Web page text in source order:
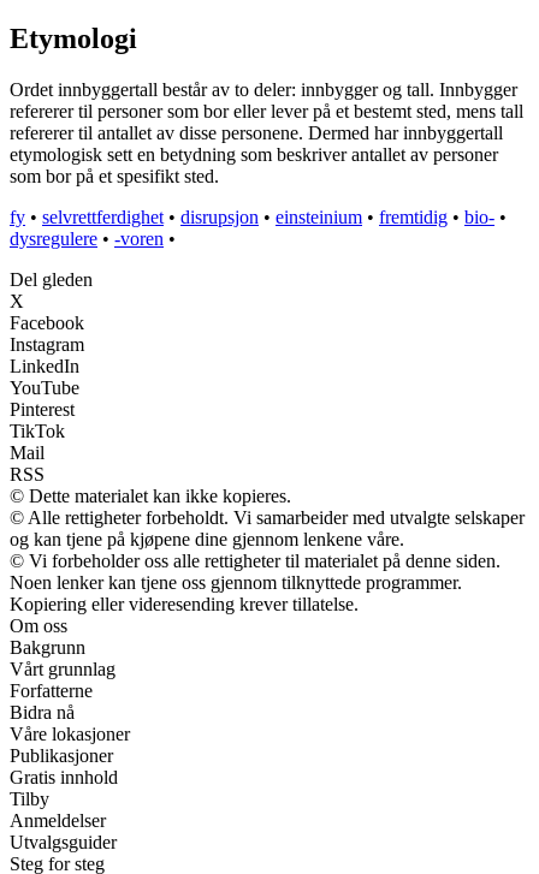
Etymologi
Ordet innbyggertall består av to deler: innbygger og tall. Innbygger
refererer til personer som bor eller lever på et bestemt sted, mens tall
refererer til antallet av disse personene. Dermed har innbyggertall
etymologisk sett en betydning som beskriver antallet av personer
som bor på et spesifikt sted.
fy • selvrettferdighet • disrupsjon • einsteinium • fremtidig • bio- •
dysregulere • -voren •
Del gleden
X
Facebook
Instagram
LinkedIn
YouTube
Pinterest
TikTok
Mail
RSS
© Dette materialet kan ikke kopieres.
© Alle rettigheter forbeholdt. Vi samarbeider med utvalgte selskaper
og kan tjene på kjøpene dine gjennom lenkene våre.
© Vi forbeholder oss alle rettigheter til materialet på denne siden.
Noen lenker kan tjene oss gjennom tilknyttede programmer.
Kopiering eller videresending krever tillatelse.
Om oss
Bakgrunn
Vårt grunnlag
Forfatterne
Bidra nå
Våre lokasjoner
Publikasjoner
Gratis innhold
Tilby
Anmeldelser
Utvalgsguider
Steg for steg